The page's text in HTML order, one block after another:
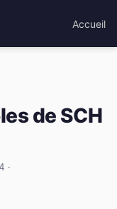
Accueil
de SCH
·